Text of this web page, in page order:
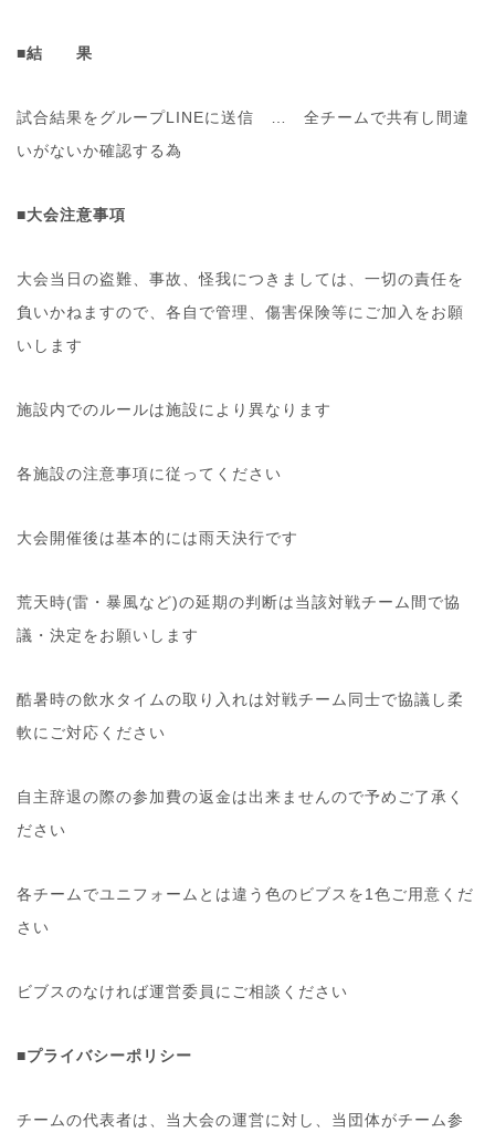
■結 果
試合結果をグループLINEに送信 … 全チームで共有し間違
いがないか確認する為
■大会注意事項
大会当日の盗難、事故、怪我につきましては、一切の責任を
負いかねますので、各自で管理、傷害保険等にご加入をお願
いします
施設内でのルールは施設により異なります
各施設の注意事項に従ってください
大会開催後は基本的には雨天決行です
荒天時(雷・暴風など)の延期の判断は当該対戦チーム間で協
議・決定をお願いします
酷暑時の飲水タイムの取り入れは対戦チーム同士で協議し柔
軟にご対応ください
自主辞退の際の参加費の返金は出来ませんので予めご了承く
ださい
各チームでユニフォームとは違う色のビブスを1色ご用意くだ
さい
ビブスのなければ運営委員にご相談ください
■プライバシーポリシー
チームの代表者は、当大会の運営に対し、当団体がチーム参